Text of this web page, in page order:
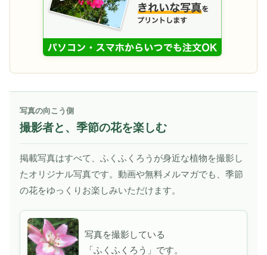
写真の向こう側
撮影者と、季節の花を楽しむ
掲載写真はすべて、ふくふくろうが身近な植物を撮影し
たオリジナル写真です。動画や無料メルマガでも、季節
の花をゆっくりお楽しみいただけます。
写真を撮影している
「ふくふくろう」です。